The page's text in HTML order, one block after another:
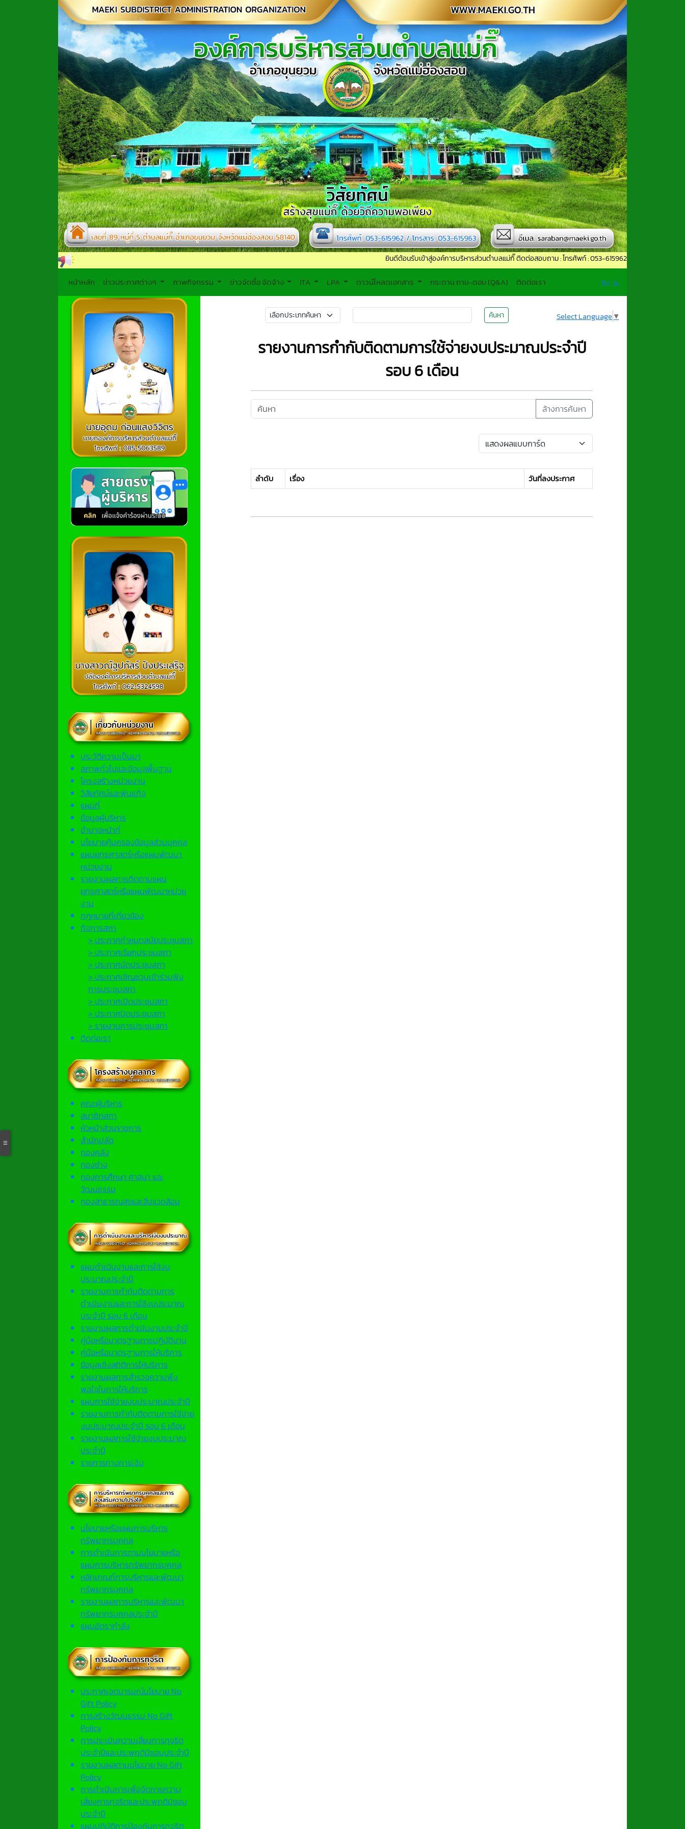
ยินดีต้อนรับเข้าสู่องค์การบริหารส่วนตำบลแม่กิ๊ ติดต่อสอบถาม : โทรศัพท์ : 053-615962 โทรสาร : 053-615963 อีเมล :
หน้าหลัก ข่าวประกาศต่างๆ ภาพกิจกรรม ข่าวจัดซื้อ จัดจ้าง ITA LPA ดาวน์โหลดเอกสาร กระดาน ถาม-ตอบ (Q&A) ติดต่อเรา ก+ ก-
ประวัติความเป็นมา
สภาพทั่วไปและข้อมูลพื้นฐาน
โครงสร้างหน่วยงาน
วิสัยทัศน์และพันธกิจ
แผนที่
ข้อมูลผู้บริหาร
อำนาจหน้าที่
นโยบายคุ้มครองข้อมูลส่วนบุคคล
แผนยุทธศาสตร์หรือแผนพัฒนา
หน่วยงาน
รายงานผลการติดตามแผน
ยุทธศาสตร์หรือแผนพัฒนาหน่วย
งาน
กฎหมายที่เกี่ยวข้อง
กิจการสภา
> ประกาศกำหนดสมัยประชุมสภา
> ประกาศเรียกประชุมสภา
> ประกาศนัดประชุมสภา
> ประกาศเชิญชวนเข้าร่วมฟัง
การประชุมสภา
> ประกาศเปิดประชุมสภา
> ประกาศปิดประชุมสภา
> รายงานการประชุมสภา
ติดต่อเรา
คณะผู้บริหาร
สมาชิกสภา
หัวหน้าส่วนราชการ
สำนักปลัด
กองคลัง
กองช่าง
กองการศึกษา ศาสนา และ
วัฒนธรรม
กองสาธารณสุขและสิ่งแวดล้อม
แผนดำเนินงานและการใช้งบ
ประมาณประจำปี
รายงานการกำกับติดตามการ
ดำเนินงานและการใช้งบประมาณ
ประจำปี รอบ 6 เดือน
รายงานผลการดำเนินงานประจำปี
คู่มือหรือมาตรฐานการปฏิบัติงาน
คู่มือหรือมาตรฐานการให้บริการ
ข้อมูลเชิงสถิติการให้บริการ
รายงานผลการสำรวจความพึง
พอใจในการให้บริการ
แผนการใช้จ่ายงบประมาณประจำปี
รายงานการกำกับติดตามการใช้จ่าย
งบประมาณประจำปี รอบ 6 เดือน
รายงานผลการใช้จ่ายงบประมาณ
ประจำปี
รายการทางการเงิน
นโยบายหรือแผนการบริหาร
ทรัพยากรบุคคล
การดำเนินการตามนโยบายหรือ
แผนการบริหารทรัพยากรบุคคล
หลักเกณฑ์การบริหารและพัฒนา
ทรัพยากรบุคคล
รายงานผลการบริหารและพัฒนา
ทรัพยากรบุคคลประจำปี
แผนอัตรากำลัง
ประกาศเจตนารมณ์นโยบาย No
Gift Policy
การสร้างวัฒนธรรม No Gift
Policy
การประเมินความเสี่ยงการทุจริต
ประจำปีและประพฤติมิชอบประจำปี
รายงานผลตามนโยบาย No Gift
Policy
การดำเนินการเพื่อจัดการความ
เสี่ยงการทุจริตและประพฤติมิชอบ
ประจำปี
แผนปฏิบัติการป้องกันการทุจริต
ค้นหา Select Language▼
รายงานการกำกับติดตามการใช้จ่ายงบประมาณประจำปี
รอบ 6 เดือน
ล้างการค้นหา
ลำดับ เรื่อง วันที่ลงประกาศ